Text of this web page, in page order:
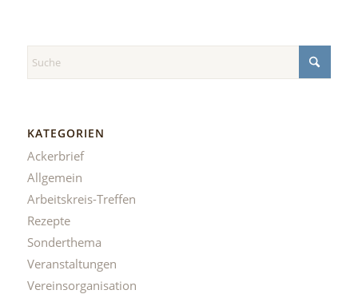
KATEGORIEN
Ackerbrief
Allgemein
Arbeitskreis-Treffen
Rezepte
Sonderthema
Veranstaltungen
Vereinsorganisation